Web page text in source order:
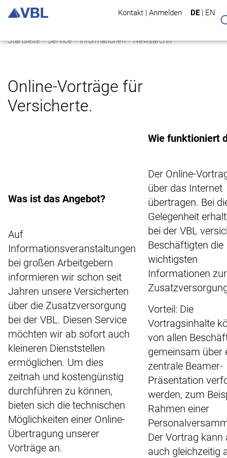
Kontakt | Anmelden DE | EN
Startseite Service Informationen Newsarchiv
Online-Vorträge für
Versicherte.
Was ist das Angebot?
Auf
Informationsveranstaltungen
bei großen Arbeitgebern
informieren wir schon seit
Jahren unsere Versicherten
über die Zusatzversorgung
bei der VBL. Diesen Service
möchten wir ab sofort auch
kleineren Dienststellen
ermöglichen. Um dies
zeitnah und kostengünstig
durchführen zu können,
bieten sich die technischen
Möglichkeiten einer Online-
Übertragung unserer
Vorträge an.
Wie funktioniert
Der Online-
über das Internet
übertragen. Bei
Gelegenheit
bei der VBL
Beschäftigten die
wichtigsten
Informationen zur
Vorteil: Die
Vortragsinhalte
von allen
gemeinsam über
zentrale Beamer-
Präsentation
werden, zum
Rahmen einer
Der Vortrag kann
auch gleichzeitig